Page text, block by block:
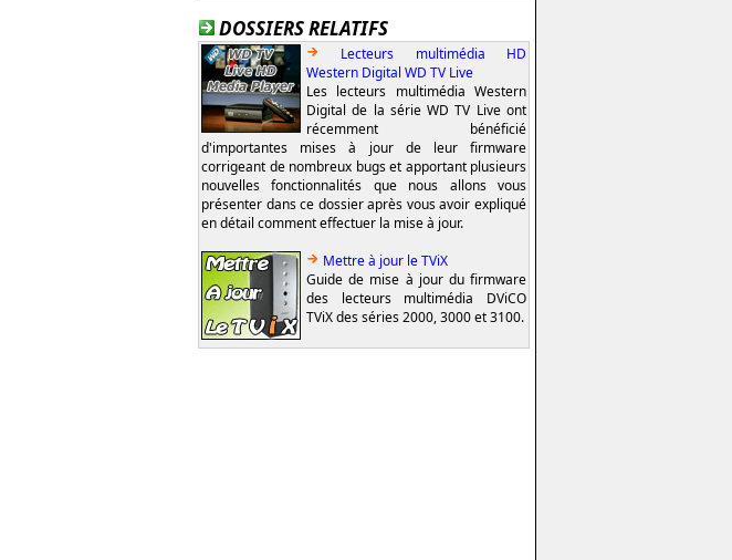
DOSSIERS RELATIFS
Lecteurs multimédia HD
Western Digital WD TV Live
Les lecteurs multimédia Western
Digital de la série WD TV Live ont
récemment bénéficié
d'importantes mises à jour de leur firmware
corrigeant de nombreux bugs et apportant plusieurs
nouvelles fonctionnalités que nous allons vous
présenter dans ce dossier après vous avoir expliqué
en détail comment effectuer la mise à jour.
Mettre à jour le TViX
Guide de mise à jour du firmware
des lecteurs multimédia DViCO
TViX des séries 2000, 3000 et 3100.